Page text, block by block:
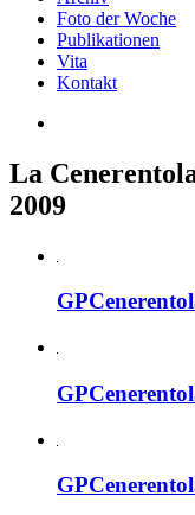
Foto der Woche
Publikationen
Vita
Kontakt
La
2009